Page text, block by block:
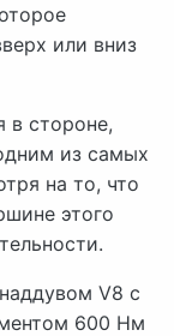
или вниз
в стороне,
из самых
на то, что
этого
V8 с
600 Нм